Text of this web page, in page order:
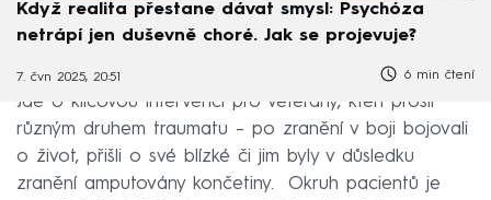
Když realita přestane dávat smysl: Psychóza
netrápí jen duševně choré. Jak se projevuje?
7. čvn 2025, 20:51 6 min čtení
Jde o klíčovou intervenci pro veterány, kteří prošli
různým druhem traumatu – po zranění v boji bojovali
o život, přišli o své blízké či jim byly v důsledku
zranění amputovány končetiny. Okruh pacientů je